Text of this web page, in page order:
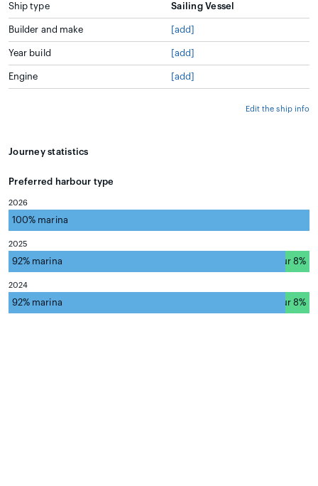
Ship type Sailing Vessel
Builder and make [add]
Year build [add]
Engine [add]
Edit the ship info
Journey statistics
Preferred harbour type
2026
100% marina
2025
92% marina natural harbour 8%
2024
92% marina natural harbour 8%